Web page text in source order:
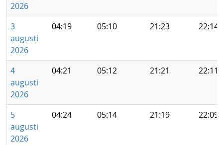
2026
3
augusti
2026
04:19 05:10 21:23 22:14
4
augusti
2026
04:21 05:12 21:21 22:11
5
augusti
2026
04:24 05:14 21:19 22:09